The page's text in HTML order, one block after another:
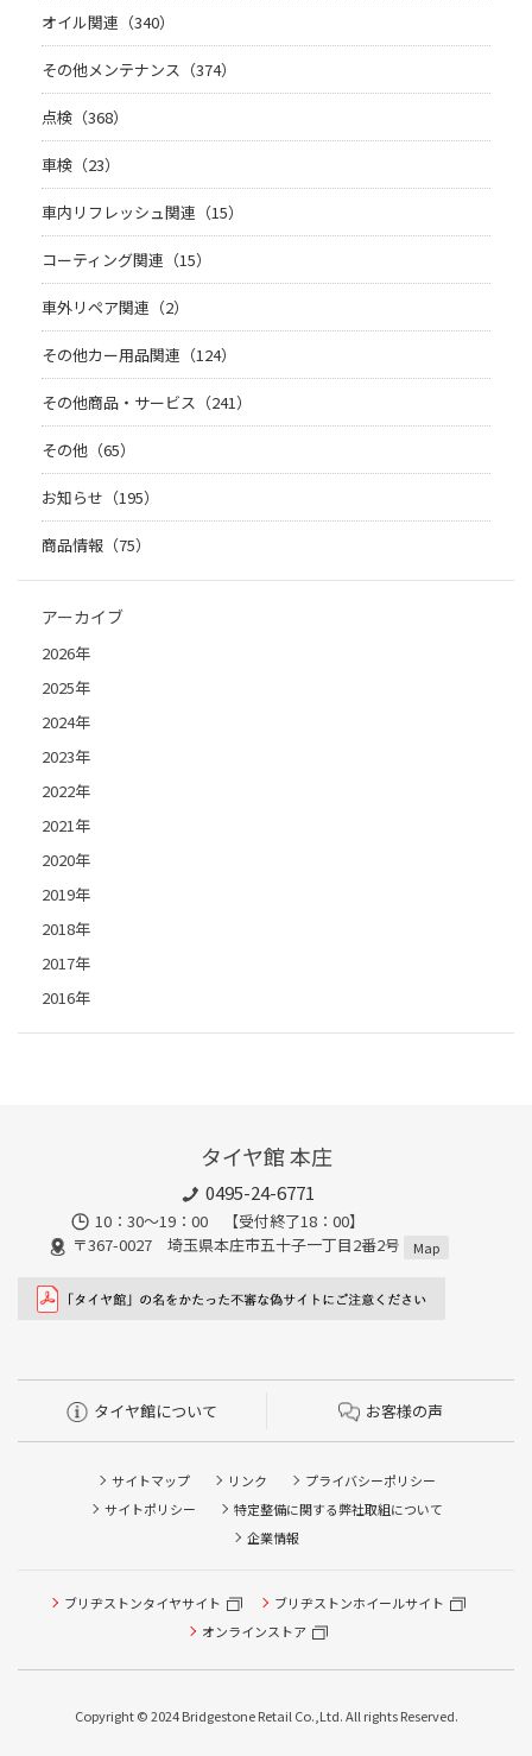
オイル関連（340）
その他メンテナンス（374）
点検（368）
車検（23）
車内リフレッシュ関連（15）
コーティング関連（15）
車外リペア関連（2）
その他カー用品関連（124）
その他商品・サービス（241）
その他（65）
お知らせ（195）
商品情報（75）
アーカイブ
2026年
2025年
2024年
2023年
2022年
2021年
2020年
2019年
2018年
2017年
2016年
タイヤ館 本庄
0495-24-6771
10：30～19：00 【受付終了18：00】
〒367-0027 埼玉県本庄市五十子一丁目2番2号
Map
タイヤ館について お客様の声
サイトマップ リンク
プライバシーポリシー
サイトポリシー
特定整備に関する弊社取組について
企業情報
ブリヂストンタイヤサイト
ブリヂストンホイールサイト
オンラインストア
Copyright © 2024 Bridgestone Retail Co.,Ltd. All rights Reserved.
タイヤ点検・安全点検/タイヤ履き替え/オイル交換/その他
ピット作業の予約
本日のタイヤ履き替え順番待ち予約 ※クローク契約会員の